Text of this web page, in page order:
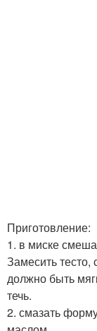
Приготовление:
1. в миске
Замесить тесто,
должно быть
течь.
2. смазать